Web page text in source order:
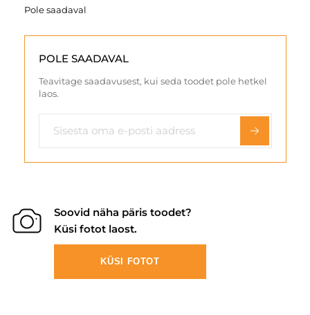
Pole saadaval
POLE SAADAVAL
Teavitage saadavusest, kui seda toodet pole hetkel
laos.
Soovid näha päris toodet?
Küsi fotot laost.
KÜSI FOTOT